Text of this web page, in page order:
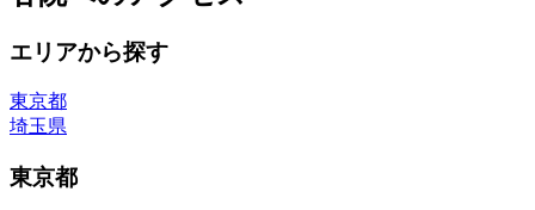
エリアから探す
東京都
埼玉県
東京都